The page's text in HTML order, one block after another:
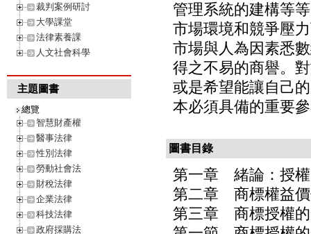
裁判案例研討
大學課堂
法律素養課
人文社會科學
主題圖書
總覽
智慧財產權
醫事法律
性別法律
勞動社會法
財稅法律
企業法律
科技法律
政府採購法
管理系統的建構等
市場環境和競爭壓
市場與人為因素悉
得之不易的商譽。
或是希望能讓自己
本必須具備的重要
圖書目錄
第一章 緒論：授權
第二章 商標權益價
第三章 商標授權的